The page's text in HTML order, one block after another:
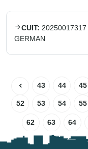
CUIT: 20250017317
GERMAN
43 44 45
52 53 54 55
62 63 64